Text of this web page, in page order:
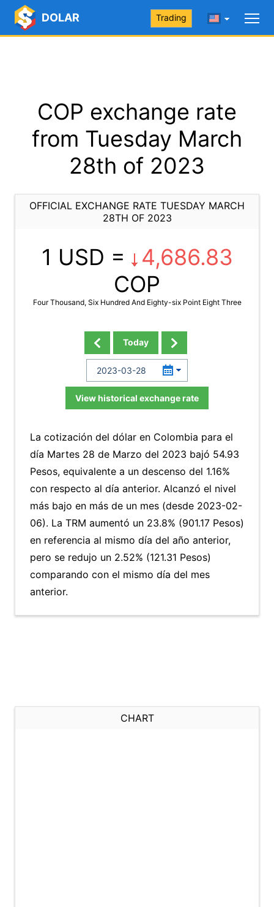
DOLAR Trading
COP exchange rate
from Tuesday March
28th of 2023
OFFICIAL EXCHANGE RATE TUESDAY MARCH
28TH OF 2023
1 USD =
4,686.83
COP
Four Thousand, Six Hundred And Eighty-six Point Eight Three
Today
View historical exchange rate
La cotización del dólar en Colombia para el
día Martes 28 de Marzo del 2023 bajó 54.93
Pesos, equivalente a un descenso del 1.16%
con respecto al día anterior. Alcanzó el nivel
más bajo en más de un mes (desde 2023-02-
06). La TRM aumentó un 23.8% (901.17 Pesos)
en referencia al mismo día del año anterior,
pero se redujo un 2.52% (121.31 Pesos)
comparando con el mismo día del mes
anterior.
CHART